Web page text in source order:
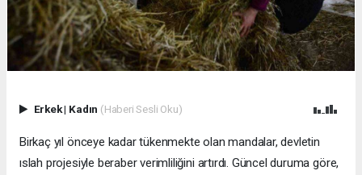
Erkek| Kadın (Haberi Sesli Oku)
Birkaç yıl önceye kadar tükenmekte olan mandalar, devletin
ıslah projesiyle beraber verimliliğini artırdı. Güncel duruma göre,